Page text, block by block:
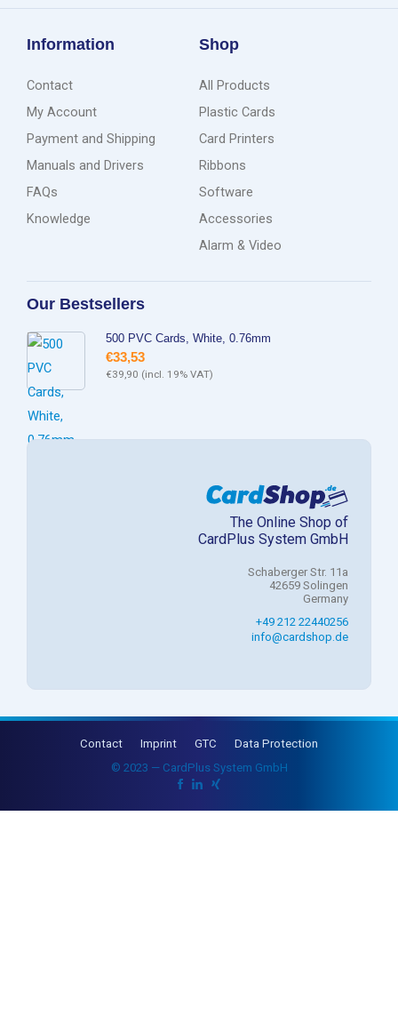
Information
Contact
My Account
Payment and Shipping
Manuals and Drivers
FAQs
Knowledge
Shop
All Products
Plastic Cards
Card Printers
Ribbons
Software
Accessories
Alarm & Video
Our Bestsellers
500 PVC Cards, White, 0.76mm
€33,53
€39,90 (incl. 19% VAT)
The Online Shop of
CardPlus System GmbH
Schaberger Str. 11a
42659 Solingen
Germany
+49 212 22440256
info@cardshop.de
© 2023 — CardPlus System GmbH
Contact Imprint GTC Data Protection